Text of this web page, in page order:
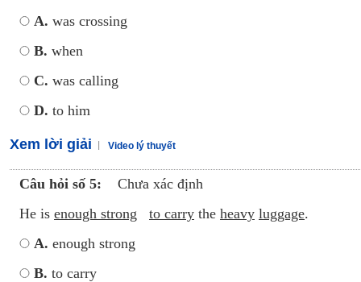
A. was crossing
B. when
C. was calling
D. to him
Xem lời giải Video lý thuyết
Câu hỏi số 5:
Chưa xác định
He is enough strong to carry the heavy luggage.
A. enough strong
B. to carry